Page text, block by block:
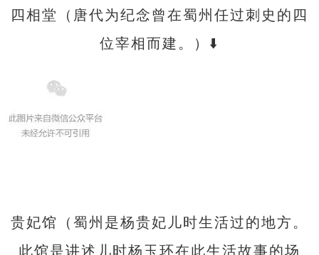
四相堂（唐代为纪念曾在蜀州任过刺史的四
位宰相而建。）⬇️
贵妃馆（蜀州是杨贵妃儿时生活过的地方。
此馆是讲述儿时杨玉环在此生活故事的场